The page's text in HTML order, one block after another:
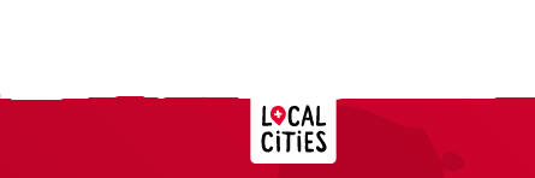
Localcities